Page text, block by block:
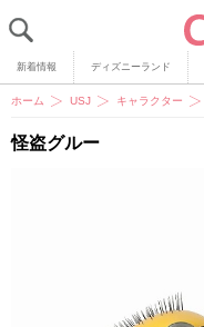
新着情報 ディズニーランド
ホーム USJ キャラクター
怪盗グルー